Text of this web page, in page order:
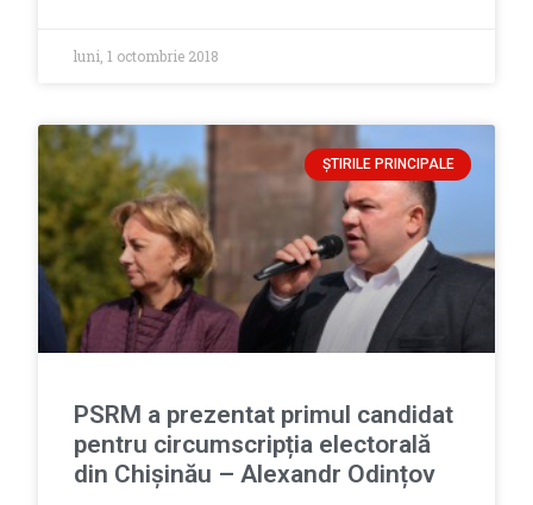
luni, 1 octombrie 2018
ȘTIRILE PRINCIPALE
PSRM a prezentat primul candidat
pentru circumscripția electorală
din Chișinău – Alexandr Odințov